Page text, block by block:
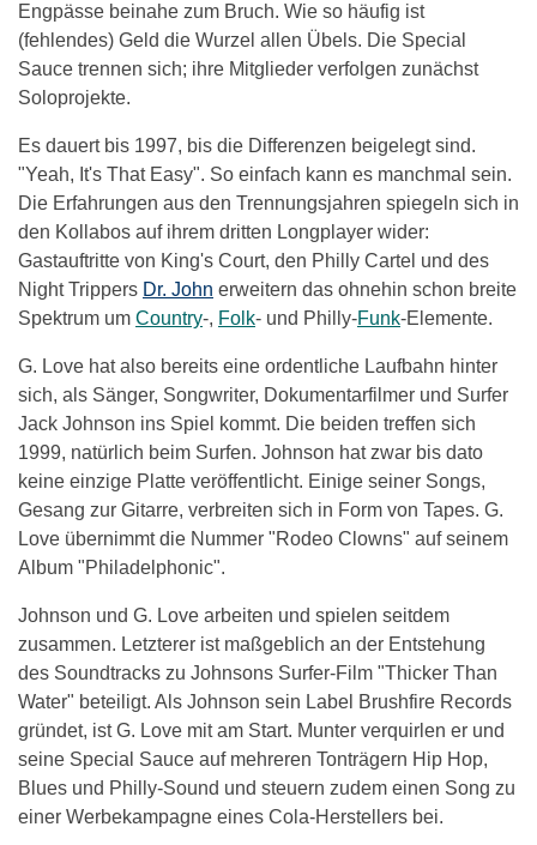
Engpässe beinahe zum Bruch. Wie so häufig ist
(fehlendes) Geld die Wurzel allen Übels. Die Special
Sauce trennen sich; ihre Mitglieder verfolgen zunächst
Soloprojekte.
Es dauert bis 1997, bis die Differenzen beigelegt sind.
"Yeah, It's That Easy". So einfach kann es manchmal sein.
Die Erfahrungen aus den Trennungsjahren spiegeln sich in
den Kollabos auf ihrem dritten Longplayer wider:
Gastauftritte von King's Court, den Philly Cartel und des
Night Trippers Dr. John erweitern das ohnehin schon breite
Spektrum um Country-, Folk- und Philly-Funk-Elemente.
G. Love hat also bereits eine ordentliche Laufbahn hinter
sich, als Sänger, Songwriter, Dokumentarfilmer und Surfer
Jack Johnson ins Spiel kommt. Die beiden treffen sich
1999, natürlich beim Surfen. Johnson hat zwar bis dato
keine einzige Platte veröffentlicht. Einige seiner Songs,
Gesang zur Gitarre, verbreiten sich in Form von Tapes. G.
Love übernimmt die Nummer "Rodeo Clowns" auf seinem
Album "Philadelphonic".
Johnson und G. Love arbeiten und spielen seitdem
zusammen. Letzterer ist maßgeblich an der Entstehung
des Soundtracks zu Johnsons Surfer-Film "Thicker Than
Water" beteiligt. Als Johnson sein Label Brushfire Records
gründet, ist G. Love mit am Start. Munter verquirlen er und
seine Special Sauce auf mehreren Tonträgern Hip Hop,
Blues und Philly-Sound und steuern zudem einen Song zu
einer Werbekampagne eines Cola-Herstellers bei.